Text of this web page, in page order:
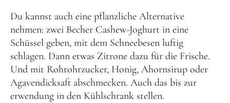
Du kannst auch eine pflanzliche Alternative
nehmen: zwei Becher Cashew-Joghurt in eine
Schüssel geben, mit dem Schneebesen luftig
schlagen. Dann etwas Zitrone dazu für die Frische.
Und mit Rohrohrzucker, Honig, Ahornsirup oder
Agavendicksaft abschmecken. Auch das bis zur
erwendung in den Kühlschrank stellen.